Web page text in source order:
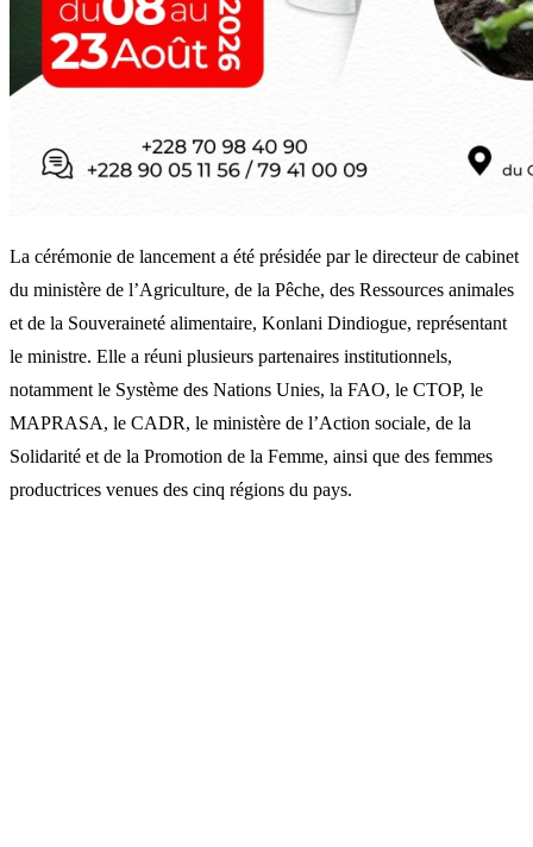
La cérémonie de lancement a été présidée par le directeur de cabinet
du ministère de l’Agriculture, de la Pêche, des Ressources animales
et de la Souveraineté alimentaire, Konlani Dindiogue, représentant
le ministre. Elle a réuni plusieurs partenaires institutionnels,
notamment le Système des Nations Unies, la FAO, le CTOP, le
MAPRASA, le CADR, le ministère de l’Action sociale, de la
Solidarité et de la Promotion de la Femme, ainsi que des femmes
productrices venues des cinq régions du pays.